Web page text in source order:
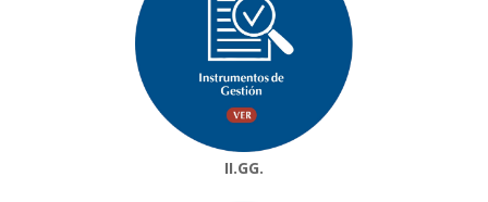
II.GG.